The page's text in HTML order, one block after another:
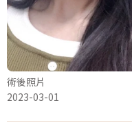
術後照片
2023-03-01